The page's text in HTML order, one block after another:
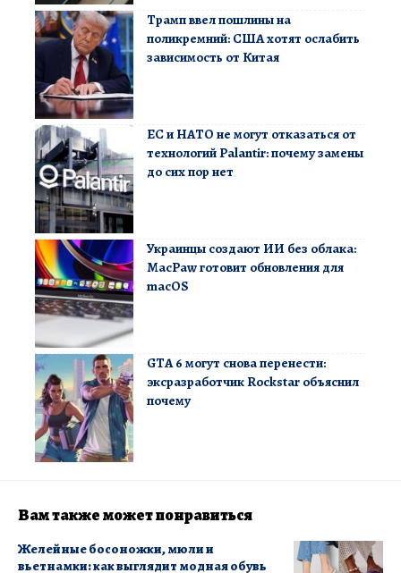
Трамп ввел пошлины на
поликремний: США хотят ослабить
зависимость от Китая
ЕС и НАТО не могут отказаться от
технологий Palantir: почему замены
до сих пор нет
Украинцы создают ИИ без облака:
MacPaw готовит обновления для
macOS
GTA 6 могут снова перенести:
эксразработчик Rockstar объяснил
почему
Вам также может понравиться
Желейные босоножки, мюли и
вьетнамки: как выглядит модная обувь